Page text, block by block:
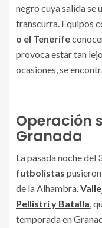
negro cuya salida se
transcurra. Equipos
o el Tenerife
provoca estar tan
ocasiones, se
Operación
Granada
La pasada noche del
futbolistas
de la Alhambra.
Pellistri y Batalla,
temporada en